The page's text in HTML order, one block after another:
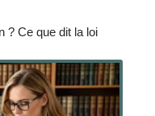
? Ce que dit la loi